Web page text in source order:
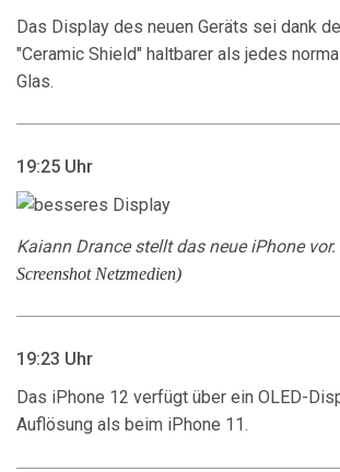
Das Display des neuen Geräts sei dank
"Ceramic Shield" haltbarer als jedes
Glas.
19:25 Uhr
Kaiann Drance stellt das neue iPhone vor.
Screenshot Netzmedien)
19:23 Uhr
Das iPhone 12 verfügt über ein OLED-
Auflösung als beim iPhone 11.